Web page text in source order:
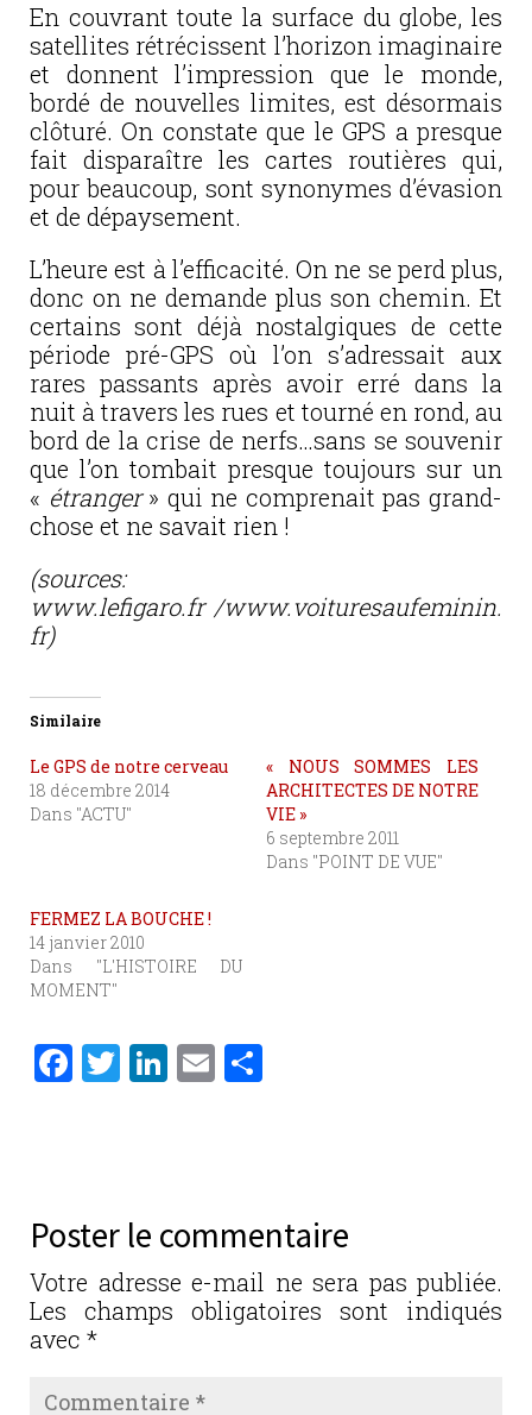
En couvrant toute la surface du globe, les
satellites rétrécissent l’horizon imaginaire
et donnent l’impression que le monde,
bordé de nouvelles limites, est désormais
clôturé. On constate que le GPS a presque
fait disparaître les cartes routières qui,
pour beaucoup, sont synonymes d’évasion
et de dépaysement.
L’heure est à l’efficacité. On ne se perd plus,
donc on ne demande plus son chemin. Et
certains sont déjà nostalgiques de cette
période pré-GPS où l’on s’adressait aux
rares passants après avoir erré dans la
nuit à travers les rues et tourné en rond, au
bord de la crise de nerfs…sans se souvenir
que l’on tombait presque toujours sur un
« étranger» qui ne comprenait pas grand-
chose et ne savait rien !
(sources:
www.lefigaro.fr /www.voituresaufeminin.
fr)
Similaire
Le GPS de notre cerveau
18 décembre 2014
Dans "ACTU"
« NOUS SOMMES LES
ARCHITECTES DE NOTRE
VIE »
6 septembre 2011
Dans "POINT DE VUE"
FERMEZ LA BOUCHE !
14 janvier 2010
Dans "L'HISTOIRE DU
MOMENT"
F
b
o
o
k
T
r
Li
n
E
er
Poster le commentaire
Votre adresse e-mail ne sera pas publiée.
Les champs obligatoires sont indiqués
avec *